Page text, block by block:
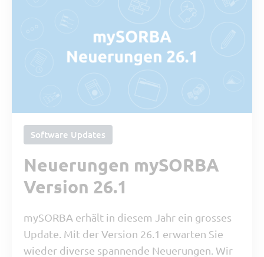
Software Updates
Neuerungen mySORBA
Version 26.1
mySORBA erhält in diesem Jahr ein grosses
Update. Mit der Version 26.1 erwarten Sie
wieder diverse spannende Neuerungen. Wir